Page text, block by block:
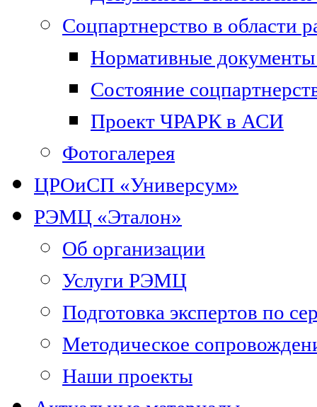
Соцпартнерство в области
Нормативные документы
Состояние
Проект ЧРАРК в АСИ
Фотогалерея
ЦРОиСП «Универсум»
РЭМЦ «Эталон»
Об организации
Услуги РЭМЦ
Подготовка экспертов по
Методическое
Наши проекты